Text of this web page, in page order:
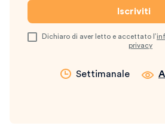
Dichiaro di aver letto e accettato l’
privacy
Settimanale